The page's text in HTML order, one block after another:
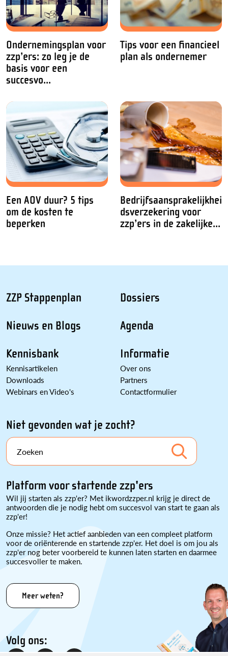
Ondernemingsplan voor
zzp’ers: zo leg je de
basis voor een
succesvo...
Tips voor een financieel
plan als ondernemer
Een AOV duur? 5 tips
om de kosten te
beperken
Bedrijfsaansprakelijkhei
dsverzekering voor
zzp’ers in de zakelijke...
ZZP Stappenplan
Nieuws en Blogs
Kennisbank
Kennisartikelen
Downloads
Webinars en Video's
Dossiers
Agenda
Informatie
Over ons
Partners
Contactformulier
Niet gevonden wat je zocht?
Zoeken
Platform voor startende zzp'ers
Wil jij starten als zzp'er? Met ikwordzzper.nl krijg je direct de
antwoorden die je nodig hebt om succesvol van start te gaan als
zzp'er!
Onze missie? Het actief aanbieden van een compleet platform
voor de oriënterende en startende zzp'er. Het doel is om jou als
zzp'er nog beter voorbereid te kunnen laten starten en daarmee
succesvoller te maken.
Meer weten?
Volg ons: